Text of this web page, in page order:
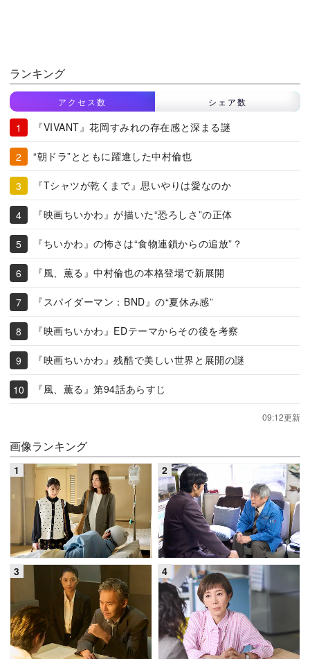
ランキング
アクセス数 シェア数
『VIVANT』花岡すみれの存在感と深まる謎
“朝ドラ”とともに躍進した中村倫也
『Tシャツが乾くまで』思いやりは愛なのか
『映画ちいかわ』が描いた“恐ろしさ”の正体
『ちいかわ』の怖さは“食物連鎖からの追放”？
『風、薫る』中村倫也の本格登場で新展開
『スパイダーマン：BND』の“夏休み感”
『映画ちいかわ』EDテーマからその後を考察
『映画ちいかわ』残酷で美しい世界と展開の謎
『風、薫る』第94話あらすじ
09:12更新
画像ランキング